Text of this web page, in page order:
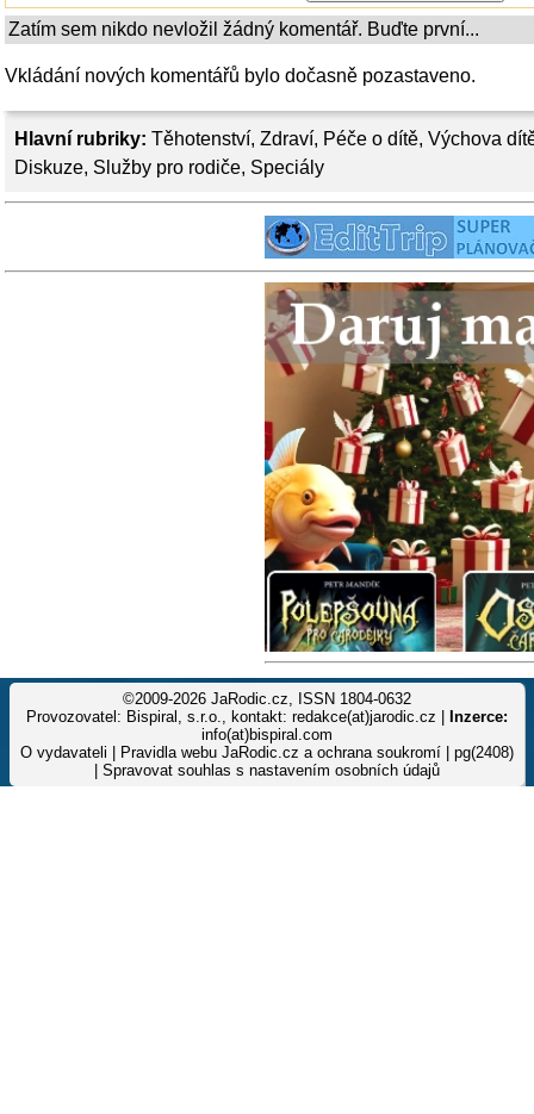
Hlavní rubriky: Těhotenství, Zdraví, Péče o dítě, Výchova
Diskuze, Služby pro rodiče, Speciály
Zatím sem nikdo nevložil žádný komentář. Buďte první...
Vkládání nových komentářů bylo dočasně pozastaveno.
©2009-2026 JaRodic.cz, ISSN 1804-0632
Provozovatel: Bispiral, s.r.o., kontakt: redakce(at)jarodic.cz |
Inzerce:
info(at)bispiral.com
O vydavateli
Pravidla webu JaRodic.cz a ochrana soukromí | pg(2408)
Spravovat souhlas s nastavením osobních údajů